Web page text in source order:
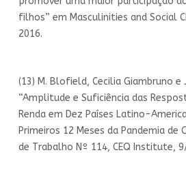
filhos” em Masculinities and Social
2016.
(13) M. Blofield, Cecilia Giambruno e
“Amplitude e Suficiência das
Renda em Dez Países Latino-
Primeiros 12 Meses da Pandemia de
de Trabalho Nº 114, CEQ Institute,